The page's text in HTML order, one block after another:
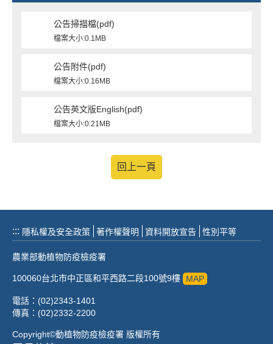
公告掃描檔(pdf)
檔案大小:0.1MB
公告附件(pdf)
檔案大小:0.16MB
公告英文版English(pdf)
檔案大小:0.21MB
回上一頁
::: 隱私權及安全政策 著作權聲明 資料開放宣告 性別平等
農業部動植物防疫檢疫署
100060台北市中正區和平西路二段100號9樓 MAP
電話：(02)2343-1401
傳真：(02)2332-2200
Copyright©動植物防疫檢疫署 版權所有